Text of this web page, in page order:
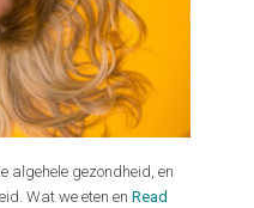
algehele gezondheid, en
Wat we eten enRead